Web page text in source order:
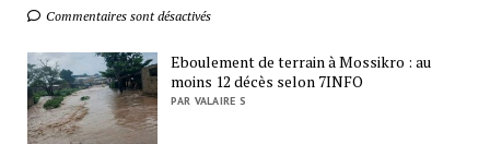
Commentaires sont désactivés
Eboulement de terrain à Mossikro : au
moins 12 décès selon 7INFO
PAR VALAIRE S